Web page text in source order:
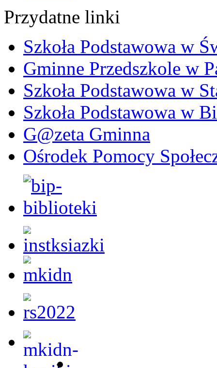
Przydatne linki
Szkoła Podstawowa w
Gminne Przedszkole w
Szkoła Podstawowa w
Szkoła Podstawowa w
G@zeta Gminna
Ośrodek Pomocy